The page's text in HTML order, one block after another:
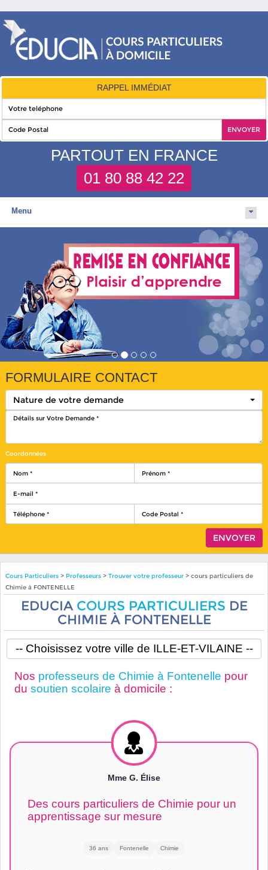
RAPPEL IMMÉDIAT
PARTOUT EN FRANCE
01 80 88 42 22
Menu
FORMULAIRE CONTACT
Nature de votre demande
Coordonnées
Cours Particuliers> Professeurs > Trouver votre professeur> cours particuliers de
Chimie à FONTENELLE
EDUCIA COURS PARTICULIERS DE
CHIMIE À FONTENELLE
Nos professeurs de Chimie à Fontenelle pour
du soutien scolaire à domicile :
Mme G. Élise
Des cours particuliers de Chimie pour un
apprentissage sur mesure
36 ans Fontenelle Chimie